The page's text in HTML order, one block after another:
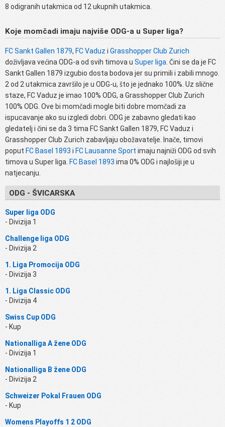
8 odigranih utakmica od 12 ukupnih utakmica.
Koje momčadi imaju najviše ODG-a u Super liga?
FC Sankt Gallen 1879, FC Vaduz i Grasshopper Club Zurich
doživljava većina ODG-a od svih timova u Super liga. Čini se da je FC
Sankt Gallen 1879 izgubio dosta bodova jer su primili i zabili mnogo.
2 od 2 utakmica završilo je u ODG-u, što je jednako 100%. Uz slične
staze, FC Vaduz je imao 100% ODG, a Grasshopper Club Zurich
100% ODG. Ove bi momčadi mogle biti dobre momčadi za
ispucavanje ako su izgledi dobri. ODG je zabavno gledati kao
gledatelj i čini se da 3 tima FC Sankt Gallen 1879, FC Vaduz i
Grasshopper Club Zurich zabavljaju obožavatelje. Inače, timovi
poput FC Basel 1893 i FC Lausanne Sport imaju najniži ODG od svih
timova u Super liga. FC Basel 1893 ima 0% ODG i najlošiji je u
natjecanju.
ODG - ŠVICARSKA
Super liga ODG
- Divizija 1
Challenge liga ODG
- Divizija 2
1. Liga Promocija ODG
- Divizija 3
1. Liga Classic ODG
- Divizija 4
Swiss Cup ODG
- Kup
Nationalliga A žene ODG
- Divizija 1
Nationalliga B žene ODG
- Divizija 2
Schweizer Pokal Frauen ODG
- Kup
Womens Playoffs 1 2 ODG